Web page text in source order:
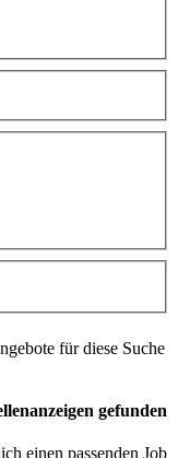
für diese Suche
gefunden
einen passenden Job